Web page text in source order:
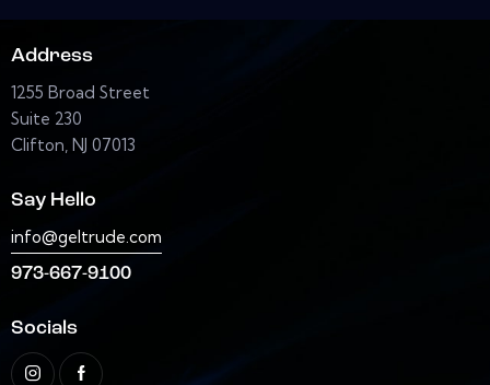
Address
1255 Broad Street
Suite 230
Clifton, NJ 07013
Say Hello
info@geltrude.com
973-667-9100
Socials